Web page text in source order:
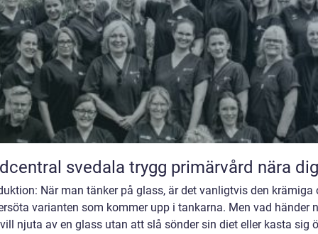
Vårdcentral svedala trygg primärvård nära dig
När man tänker på glass, är det vanligtvis den krämiga
varianten som kommer upp i tankarna. Men vad händer
njuta av en glass utan att slå sönder sin diet eller kasta sig